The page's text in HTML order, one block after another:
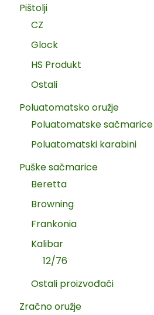
Pištolji
CZ
Glock
HS Produkt
Ostali
Poluatomatsko oružje
Poluatomatske sačmarice
Poluatomatski karabini
Puške sačmarice
Beretta
Browning
Frankonia
Kalibar
12/76
Ostali proizvođači
Zračno oružje